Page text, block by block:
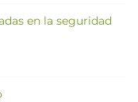
en la seguridad